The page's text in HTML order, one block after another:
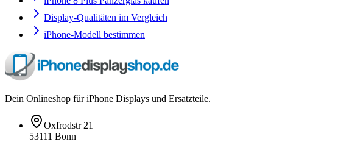
Display-Qualitäten im Vergleich
iPhone-Modell bestimmen
Dein Onlineshop für iPhone Displays und Ersatzteile.
Oxfrodstr 21
53111 Bonn